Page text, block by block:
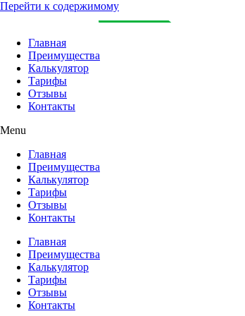
Перейти к содержимому
Главная
Преимущества
Калькулятор
Тарифы
Отзывы
Контакты
Menu
Главная
Преимущества
Калькулятор
Тарифы
Отзывы
Контакты
Главная
Преимущества
Калькулятор
Тарифы
Отзывы
Контакты